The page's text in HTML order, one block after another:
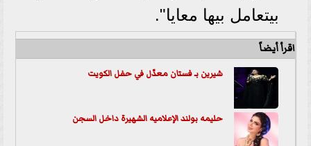
بيتعامل بيها معايا".
اقرأ أيضاً
شيرين بـ فستان معدّل في حفل الكويت
حليمه بولند الإعلاميه الشهيرة داخل السجن